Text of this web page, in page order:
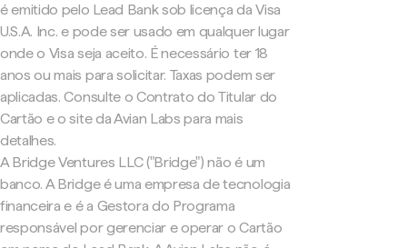
é emitido pelo Lead Bank sob licença da Visa
U.S.A. Inc. e pode ser usado em qualquer lugar
onde o Visa seja aceito. É necessário ter 18
anos ou mais para solicitar. Taxas podem ser
aplicadas. Consulte o Contrato do Titular do
Cartão e o site da Avian Labs para mais
detalhes.
A Bridge Ventures LLC ("Bridge") não é um
banco. A Bridge é uma empresa de tecnologia
financeira e é a Gestora do Programa
responsável por gerenciar e operar o Cartão